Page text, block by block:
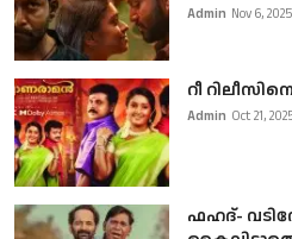
Admin Nov 6, 2025
റീ
Admin Oct 21,
ഫഹദ്-